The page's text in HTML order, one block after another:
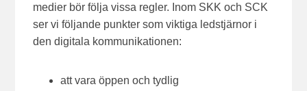
medier bör följa vissa regler. Inom SKK och SCK
ser vi följande punkter som viktiga ledstjärnor i
den digitala kommunikationen:
att vara öppen och tydlig